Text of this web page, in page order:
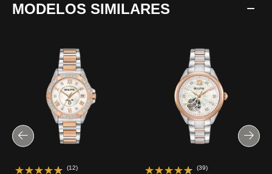
MODELOS SIMILARES
(12) (39)